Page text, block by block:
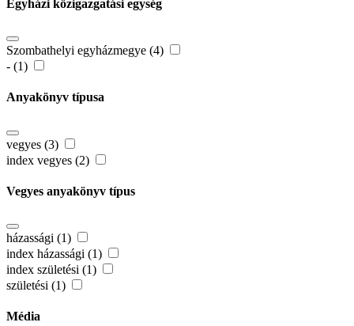
Egyházi közigazgatási egység
Szombathelyi egyházmegye (4)
- (1)
Anyakönyv típusa
vegyes (3)
index vegyes (2)
Vegyes anyakönyv típus
házassági (1)
index házassági (1)
index születési (1)
születési (1)
Média